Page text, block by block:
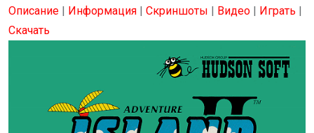
Описание | Информация | Скриншоты | Видео | Играть |
Скачать